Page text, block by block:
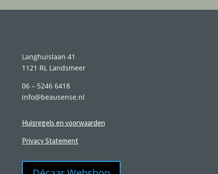
Langhuislaan 41
1121 RL Landsmeer
06 – 5246 6418
info@beausense.nl
Huisregels en voorwaarden
Privacy Statement